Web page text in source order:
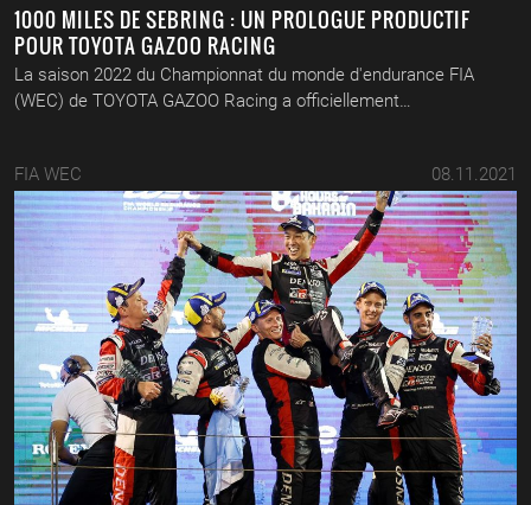
1000 MILES DE SEBRING : UN PROLOGUE PRODUCTIF
POUR TOYOTA GAZOO RACING
La saison 2022 du Championnat du monde d'endurance FIA
(WEC) de TOYOTA GAZOO Racing a officiellement…
FIA WEC 08.11.2021